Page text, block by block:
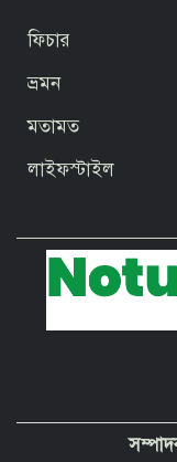
ফিচার
ভ্রমন
মতামত
লাইফস্টাইল